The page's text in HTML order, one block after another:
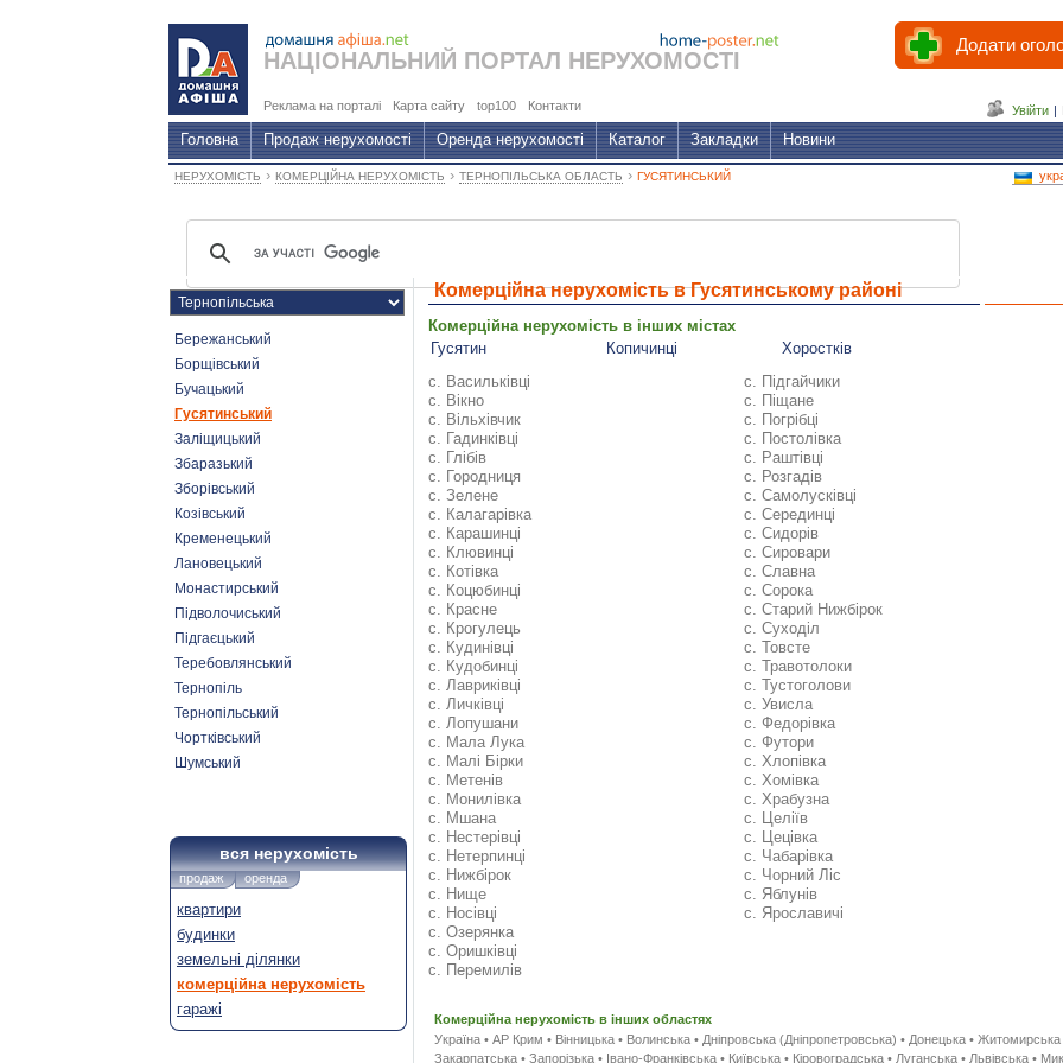
НАЦІОНАЛЬНИЙ ПОРТАЛ НЕРУХОМОСТІ
Додати
Реклама на порталі Карта сайту top100 Контакти Увійти |
Головна Продаж нерухомості Оренда нерухомості Каталог Закладки Новини
НЕРУХОМІСТЬ › КОМЕРЦІЙНА НЕРУХОМІСТЬ › ТЕРНОПІЛЬСЬКА ОБЛАСТЬ › ГУСЯТИНСЬКИЙ
Бережанський
Борщівський
Бучацький
Гусятинський
Заліщицький
Збаразький
Зборівський
Козівський
Кременецький
Лановецький
Монастирський
Підволочиський
Підгаєцький
Теребовлянський
Тернопіль
Тернопільський
Чортківський
Шумський
вся нерухомість
продаж оренда
квартири
будинки
земельні ділянки
комерційна нерухомість
гаражі
Комерційна нерухомість в Гусятинському районі
Комерційна нерухомість в інших містах
Гусятин
Копичинці
Хоростків
с. Васильківці
с. Вікно
с. Вільхівчик
с. Гадинківці
с. Глібів
с. Городниця
с. Зелене
с. Калагарівка
с. Карашинці
с. Клювинці
с. Котівка
с. Коцюбинці
с. Красне
с. Крогулець
с. Кудинівці
с. Кудобинці
с. Лавриківці
с. Личківці
с. Лопушани
с. Мала Лука
с. Малі Бірки
с. Метенів
с. Монилівка
с. Мшана
с. Нестерівці
с. Нетерпинці
с. Нижбірок
с. Нище
с. Носівці
с. Озерянка
с. Оришківці
с. Перемилів
с. Підгайчики
с. Піщане
с. Погрібці
с. Постолівка
с. Раштівці
с. Розгадів
с. Самолусківці
с. Серединці
с. Сидорів
с. Сировари
с. Славна
с. Сорока
с. Старий Нижбірок
с. Суходіл
с. Товсте
с. Травотолоки
с. Тустоголови
с. Увисла
с. Федорівка
с. Футори
с. Хлопівка
с. Хомівка
с. Храбузна
с. Целіїв
с. Цецівка
с. Чабарівка
с. Чорний Ліс
с. Яблунів
с. Ярославичі
Комерційна нерухомість в інших областях
Україна • АР Крим • Вінницька • Волинська • Дніпровська (Дніпропетровська) • Донецька • Житомирська
Закарпатська • Запорізька • Івано-Франківська • Київська • Кіровоградська • Луганська • Львівська •